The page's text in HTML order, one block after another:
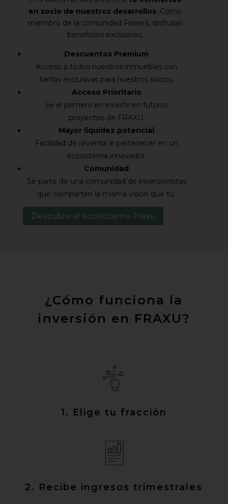
en socio de nuestros desarrollos. Como
miembro de la comunidad Fraxers, disfrutas
beneficios exclusivos:
Descuentos Premium
Acceso a todos nuestros inmuebles con
tarifas exclusivas para nuestros socios.
Acceso Prioritario
Se el primero en invertir en futuros
proyectos de FRAXU.
Mayor liquidez potencial
Facilidad de reventa al pertenecer en un
ecosistema innovador.
Comunidad
Se parte de una comunidad de inversionistas
que comparten la misma visión que tú.
Descubre el ecosistema Fraxu
¿Cómo funciona la
inversión en FRAXU?
1. Elige tu fracción
2. Recibe ingresos trimestrales